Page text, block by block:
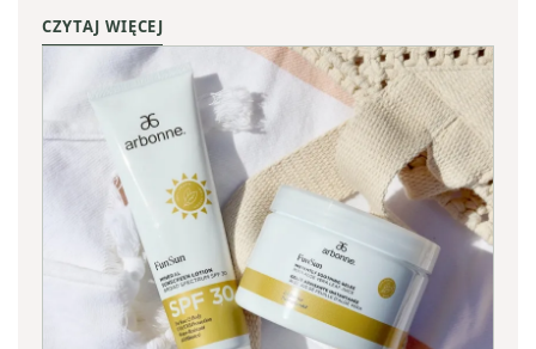
CZYTAJ WIĘCEJ